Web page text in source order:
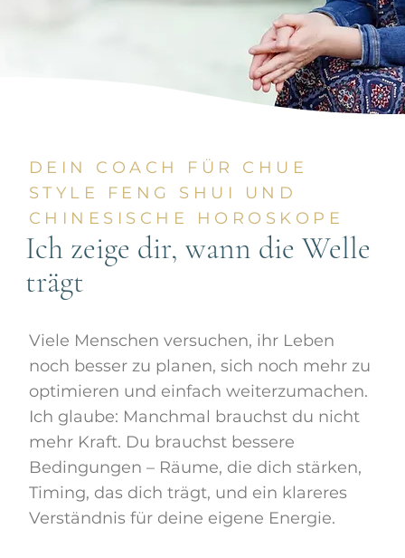
DEIN COACH FÜR CHUE
STYLE FENG SHUI UND
CHINESISCHE HOROSKOPE
Ich zeige dir, wann die Welle
trägt
Viele Menschen versuchen, ihr Leben
noch besser zu planen, sich noch mehr zu
optimieren und einfach weiterzumachen.
Ich glaube: Manchmal brauchst du nicht
mehr Kraft. Du brauchst bessere
Bedingungen – Räume, die dich stärken,
Timing, das dich trägt, und ein klareres
Verständnis für deine eigene Energie.